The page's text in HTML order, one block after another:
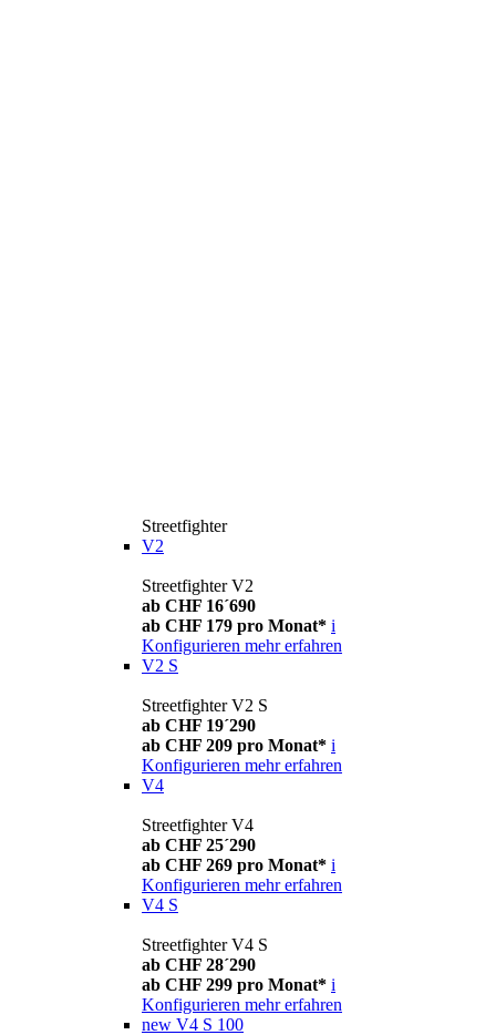
Streetfighter
V2
Streetfighter V2
ab CHF 16´690
ab CHF 179 pro Monat* i
Konfigurieren mehr erfahren
V2 S
Streetfighter V2 S
ab CHF 19´290
ab CHF 209 pro Monat* i
Konfigurieren mehr erfahren
V4
Streetfighter V4
ab CHF 25´290
ab CHF 269 pro Monat* i
Konfigurieren mehr erfahren
V4 S
Streetfighter V4 S
ab CHF 28´290
ab CHF 299 pro Monat* i
Konfigurieren mehr erfahren
new V4 S 100